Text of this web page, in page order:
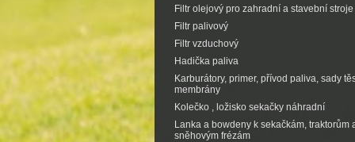
Filtr olejový pro zahradní a stavební stroje
Filtr palivový
Filtr vzduchový
Hadička paliva
Karburátory, primer, přívod paliva, sady
membrány
Kolečko , ložisko sekačky náhradní
Lanka a bowdeny k sekačkám, traktorům
sněhovým frézám